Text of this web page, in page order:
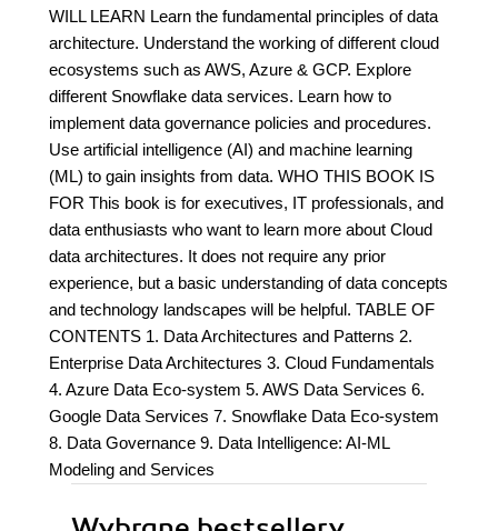
WILL LEARN Learn the fundamental principles of data
architecture. Understand the working of different cloud
ecosystems such as AWS, Azure & GCP. Explore
different Snowflake data services. Learn how to
implement data governance policies and procedures.
Use artificial intelligence (AI) and machine learning
(ML) to gain insights from data. WHO THIS BOOK IS
FOR This book is for executives, IT professionals, and
data enthusiasts who want to learn more about Cloud
data architectures. It does not require any prior
experience, but a basic understanding of data concepts
and technology landscapes will be helpful. TABLE OF
CONTENTS 1. Data Architectures and Patterns 2.
Enterprise Data Architectures 3. Cloud Fundamentals
4. Azure Data Eco-system 5. AWS Data Services 6.
Google Data Services 7. Snowflake Data Eco-system
8. Data Governance 9. Data Intelligence: AI-ML
Modeling and Services